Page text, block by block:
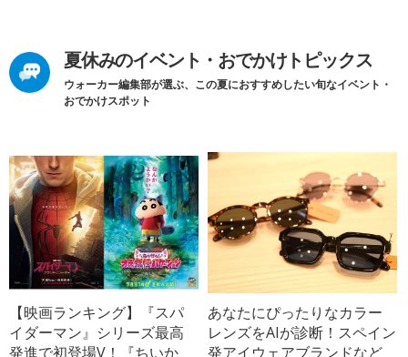
夏休みのイベント・おでかけトピックス
ウォーカー編集部が選ぶ、この夏におすすめしたい旬なイベント・
おでかけスポット
【映画ランキング】『スパ
イダーマン』シリーズ最高
発進で初登場V！『ちいか
あなたにぴったりなカラー
レンズをAIが診断！スペイン
発アイウェアブランドなど